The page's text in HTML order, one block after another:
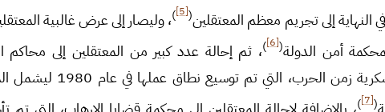
النهاية إلى تجريم معظم المعتقلين(
[5]
)، وليصار إلى عرض غالبية
أمن الدولة(
[6]
)، ثم إحالة عدد كبير من المعتقلين إلى محاكم
العسكرية والخاصة بالجنايات العسكرية زمن الحرب، التي
(
[7]
)